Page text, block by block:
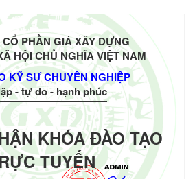
PHẦN GIÁ XÂY DỰNG
HỘI CHỦ NGHĨA VIỆT NAM
KỸ SƯ CHUYÊN NGHIỆP
- tự do - hạnh phúc
KHÓA ĐÀO TẠO
TUYẾN